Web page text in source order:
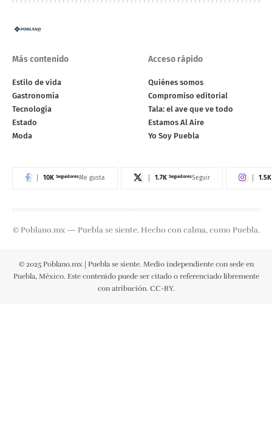
Más contenido
Estilo de vida
Gastronomía
Tecnología
Estado
Moda
Acceso rápido
Quiénes somos
Compromiso editorial
Tala: el ave que ve todo
Estamos Al Aire
Yo Soy Puebla
10K SeguidoresMe gusta 1.7K SeguidoresSeguir 1.5K
© Poblano.mx — Puebla se siente. Hecho con calma, como Puebla.
© 2025 Poblano.mx | Puebla se siente. Medio independiente con sede en
Puebla, México. Este contenido puede ser citado o referenciado libremente
con atribución. CC-BY.